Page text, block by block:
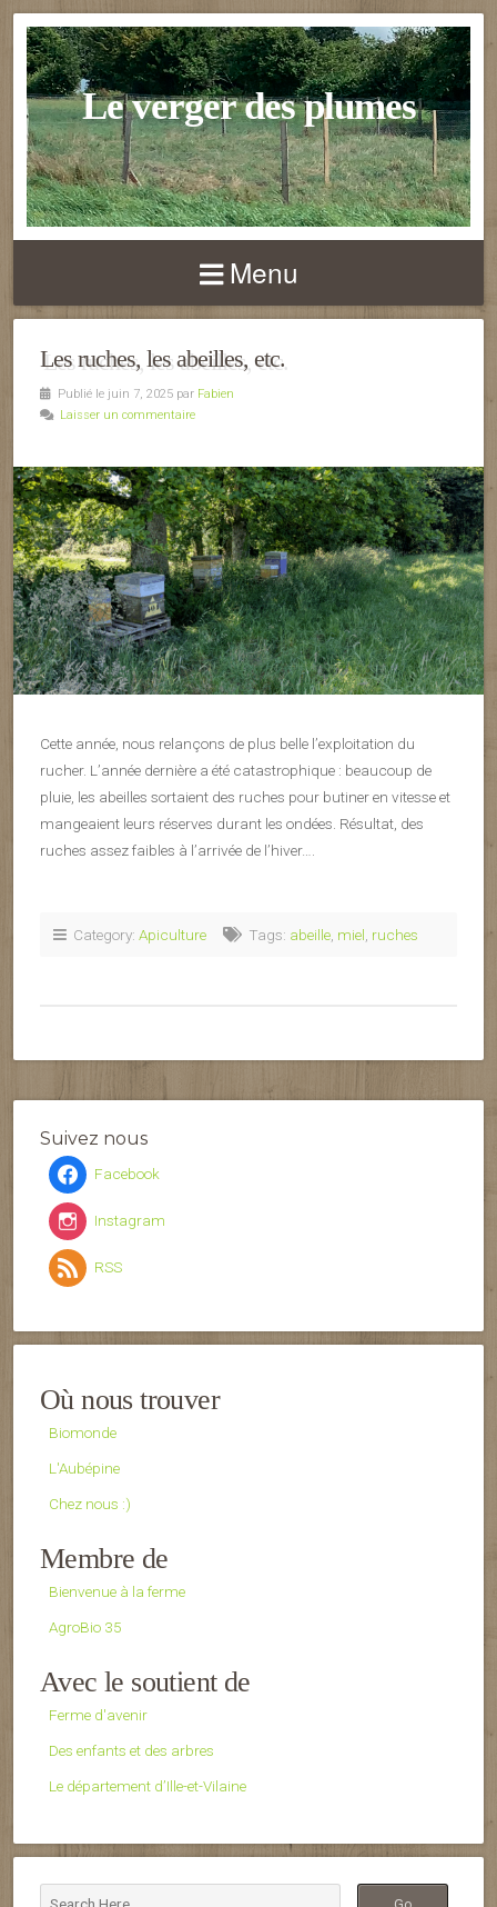
Le verger des plumes
Menu
Les ruches, les abeilles, etc.
Publié le juin 7, 2025 par Fabien
Laisser un commentaire
Cette année, nous relançons de plus belle l’exploitation du
rucher. L’année dernière a été catastrophique : beaucoup de
pluie, les abeilles sortaient des ruches pour butiner en vitesse et
mangeaient leurs réserves durant les ondées. Résultat, des
ruches assez faibles à l’arrivée de l’hiver….
Category: Apiculture Tags: abeille, miel, ruches
Suivez nous
Facebook
Instagram
RSS
Où nous trouver
Biomonde
L'Aubépine
Chez nous :)
Membre de
Bienvenue à la ferme
AgroBio 35
Avec le soutient de
Ferme d'avenir
Des enfants et des arbres
Le département d’Ille-et-Vilaine